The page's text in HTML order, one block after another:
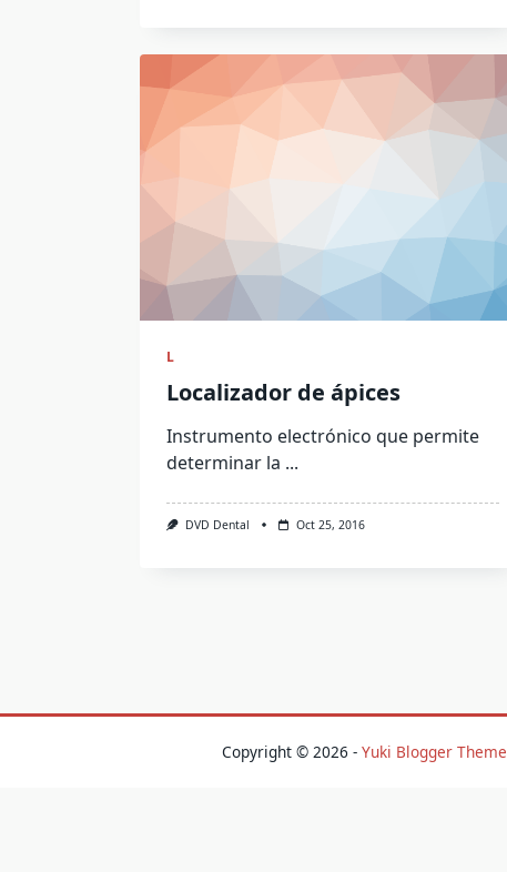
L
Localizador de ápices
Instrumento electrónico que permite
determinar la ...
DVD Dental Oct 25, 2016
Copyright © 2026 - Yuki Blogger Theme